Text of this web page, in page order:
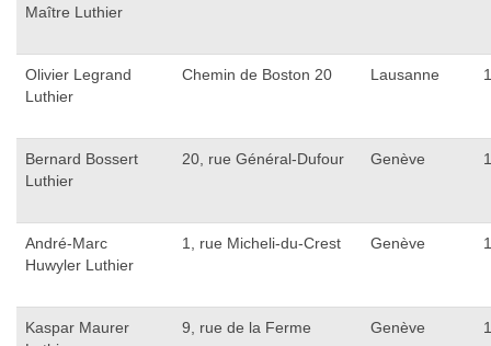
Maître Luthier
Olivier Legrand
Luthier
Chemin de Boston 20 Lausanne
Bernard Bossert
Luthier
20, rue Général-Dufour Genève
André-Marc
Huwyler Luthier
1, rue Micheli-du-Crest Genève
Kaspar Maurer
9, rue de la Ferme Genève